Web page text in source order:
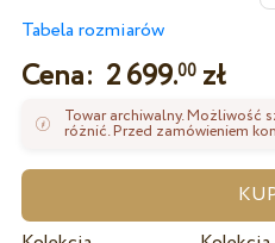
Tabela rozmiarów
Cena: 2 699.00zł
Towar archiwalny. Możliwość
różnić. Przed zamówieniem